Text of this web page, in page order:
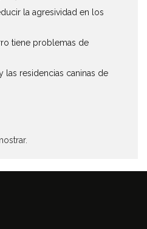
la agresividad en los
tiene problemas de
las residencias caninas de